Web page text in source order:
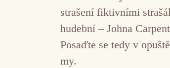
strašení fiktivními
hudební – Johna
Posaďte se tedy v
my.